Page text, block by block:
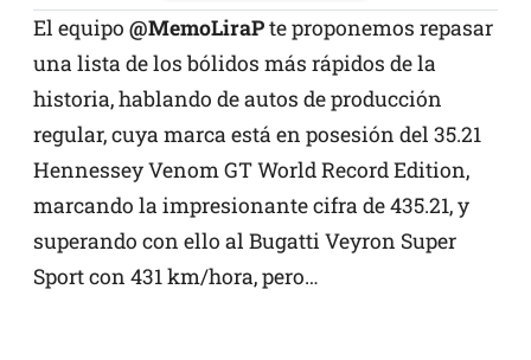
El equipo @MemoLiraPte proponemos repasar
una lista de los bólidos más rápidos de la
historia, hablando de autos de producción
regular, cuya marca está en posesión del 35.21
Hennessey Venom GT World Record Edition,
marcando la impresionante cifra de 435.21, y
superando con ello al Bugatti Veyron Super
Sport con 431 km/hora, pero…